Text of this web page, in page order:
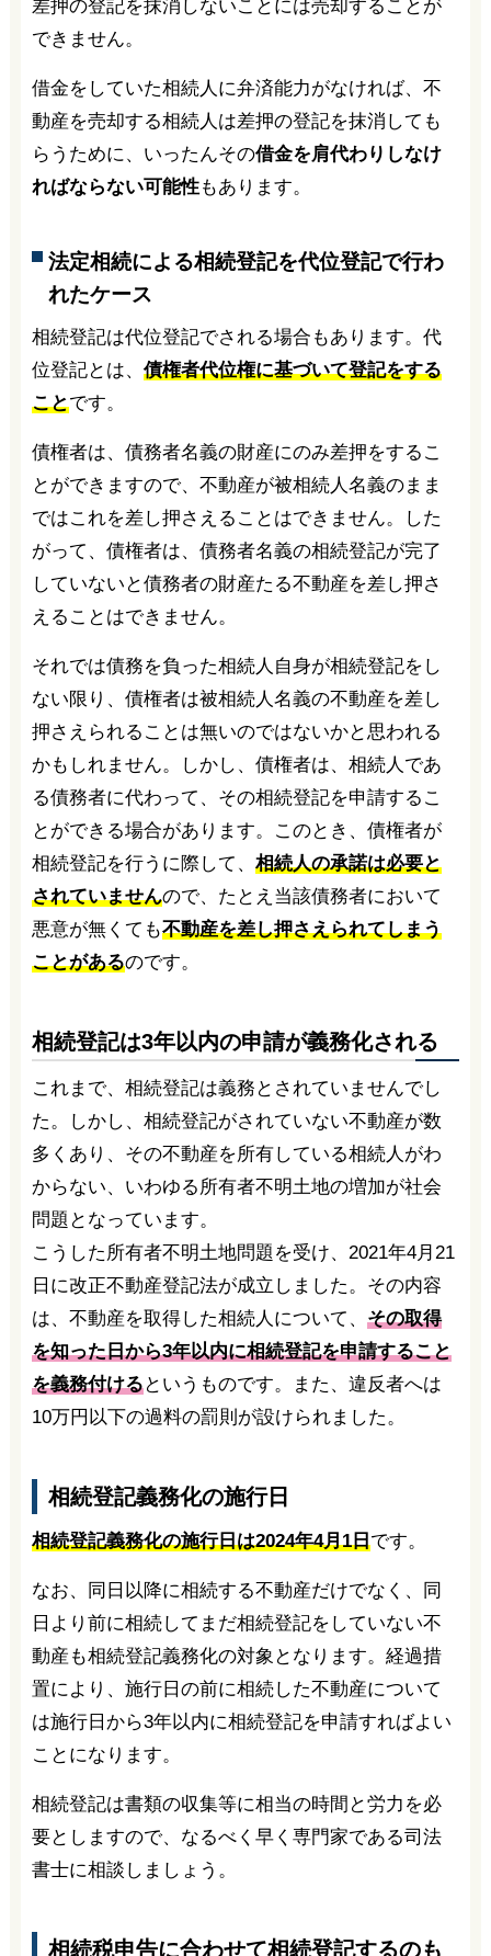
差押の登記を抹消しないことには売却することが
できません。
借金をしていた相続人に弁済能力がなければ、不
動産を売却する相続人は差押の登記を抹消しても
らうために、いったんその借金を肩代わりしなけ
ればならない可能性もあります。
法定相続による相続登記を代位登記で行わ
れたケース
相続登記は代位登記でされる場合もあります。代
位登記とは、 債権者代位権に基づいて登記をする
ことです。
債権者は、債務者名義の財産にのみ差押をするこ
とができますので、不動産が被相続人名義のまま
ではこれを差し押さえることはできません。した
がって、債権者は、債務者名義の相続登記が完了
していないと債務者の財産たる不動産を差し押さ
えることはできません。
それでは債務を負った相続人自身が相続登記をし
ない限り、債権者は被相続人名義の不動産を差し
押さえられることは無いのではないかと思われる
かもしれません。しかし、債権者は、相続人であ
る債務者に代わって、その相続登記を申請するこ
とができる場合があります。このとき、債権者が
相続登記を行うに際して、 相続人の承諾は必要と
されていませんので、たとえ当該債務者において
悪意が無くても不動産を差し押さえられてしまう
ことがあるのです。
相続登記は3年以内の申請が義務化される
これまで、相続登記は義務とされていませんでし
た。しかし、相続登記がされていない不動産が数
多くあり、その不動産を所有している相続人がわ
からない、いわゆる所有者不明土地の増加が社会
問題となっています。
こうした所有者不明土地問題を受け、2021年4月21
日に改正不動産登記法が成立しました。その内容
は、不動産を取得した相続人について、 その取得
を知った日から3年以内に相続登記を申請すること
を義務付けるというものです。また、違反者へは
10万円以下の過料の罰則が設けられました。
相続登記義務化の施行日
相続登記義務化の施行日は2024年4月1日です。
なお、同日以降に相続する不動産だけでなく、同
日より前に相続してまだ相続登記をしていない不
動産も相続登記義務化の対象となります。経過措
置により、施行日の前に相続した不動産について
は施行日から3年以内に相続登記を申請すればよい
ことになります。
相続登記は書類の収集等に相当の時間と労力を必
要としますので、なるべく早く専門家である司法
書士に相談しましょう。
相続税申告に合わせて相続登記するのも